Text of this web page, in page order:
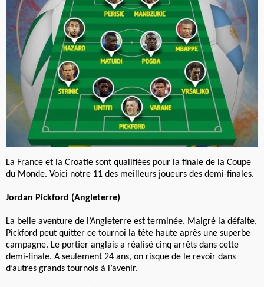
La France et la Croatie sont qualifiées pour la finale de la Coupe
du Monde. Voici notre 11 des meilleurs joueurs des demi-finales.
Jordan Pickford (Angleterre)
La belle aventure de l’Angleterre est terminée. Malgré la défaite,
Pickford peut quitter ce tournoi la tête haute après une superbe
campagne. Le portier anglais a réalisé cinq arrêts dans cette
demi-finale. A seulement 24 ans, on risque de le revoir dans
d’autres grands tournois à l’avenir.